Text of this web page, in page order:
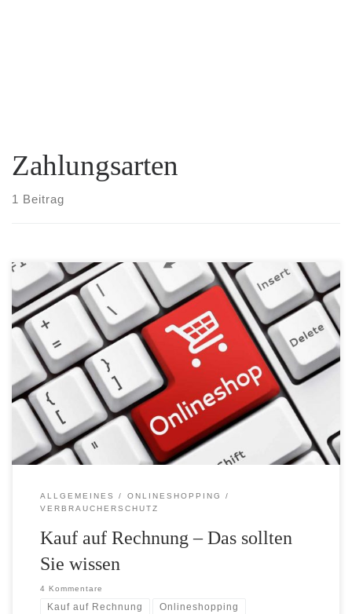
Zahlungsarten
1 Beitrag
Wie zahlen Sie sicher im Internet? Zum Thema Zahlungsarten
beim Onlineshopping gibt es bereits eine kurze Übersicht mit den
gängisten Zahlungsarten. Die beliebteste Zahlungsmethode beim
Onlineshopping ist immer noch der Kauf auf Rechnung. Im
heutigen Blog werden gezielt die Vor- und Nachteile des
Rechnungskaufs diskutiert. Teil 1: Schlechteres Schufa-Scoring
durch […]
ALLGEMEINES
ONLINESHOPPING
VERBRAUCHERSCHUTZ
Kauf auf Rechnung – Das sollten
Sie wissen
4 Kommentare
Kauf auf Rechnung Onlineshopping